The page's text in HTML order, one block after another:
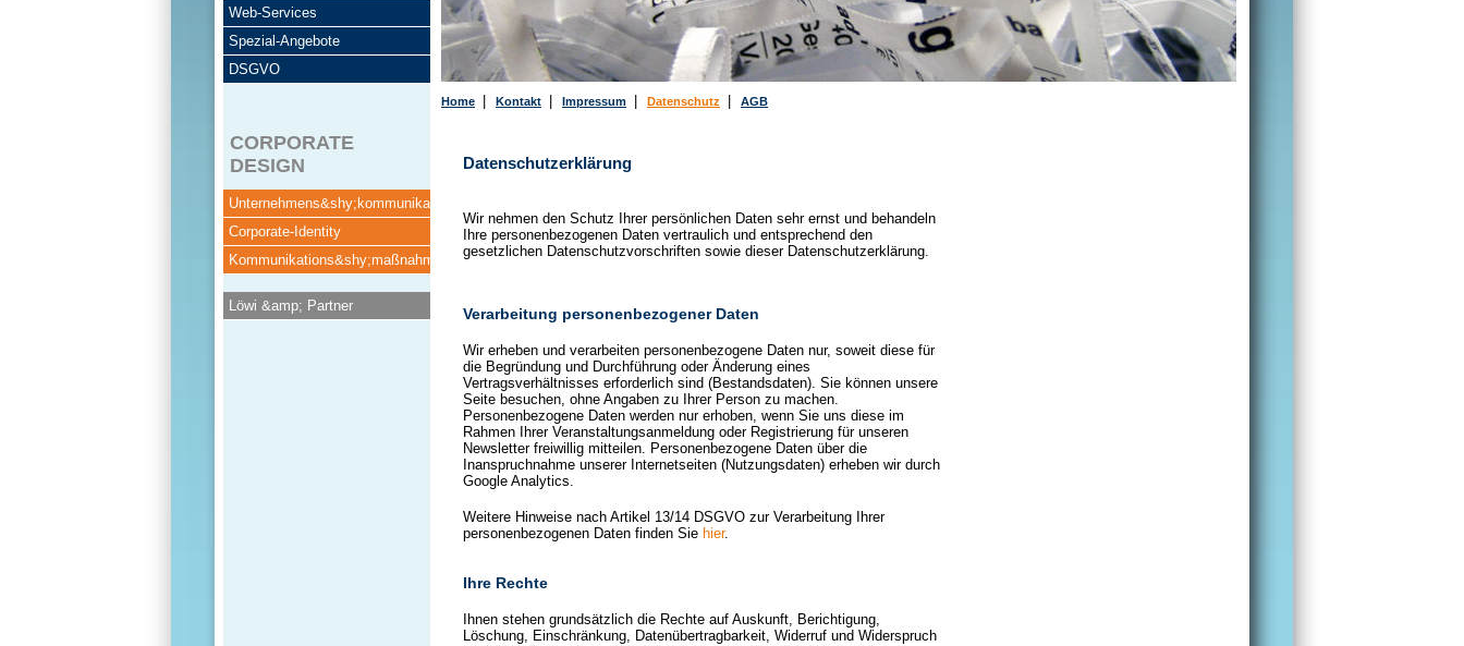
Web-Services
Spezial-Angebote
DSGVO
CORPORATE
DESIGN
Unternehmens&shy;kommunikation
Corporate-Identity
Kommunikations&shy;maßnahmen
Löwi &amp; Partner
Home Kontakt Impressum Datenschutz AGB
Datenschutzerklärung
Wir nehmen den Schutz Ihrer persönlichen Daten sehr ernst und behandeln
Ihre personenbezogenen Daten vertraulich und entsprechend den
gesetzlichen Datenschutzvorschriften sowie dieser Datenschutzerklärung.
Verarbeitung personenbezogener Daten
Wir erheben und verarbeiten personenbezogene Daten nur, soweit diese für
die Begründung und Durchführung oder Änderung eines
Vertragsverhältnisses erforderlich sind (Bestandsdaten). Sie können unsere
Seite besuchen, ohne Angaben zu Ihrer Person zu machen.
Personenbezogene Daten werden nur erhoben, wenn Sie uns diese im
Rahmen Ihrer Veranstaltungsanmeldung oder Registrierung für unseren
Newsletter freiwillig mitteilen. Personenbezogene Daten über die
Inanspruchnahme unserer Internetseiten (Nutzungsdaten) erheben wir durch
Google Analytics.
Weitere Hinweise nach Artikel 13/14 DSGVO zur Verarbeitung Ihrer
personenbezogenen Daten finden Sie hier.
Ihre Rechte
Ihnen stehen grundsätzlich die Rechte auf Auskunft, Berichtigung,
Löschung, Einschränkung, Datenübertragbarkeit, Widerruf und Widerspruch